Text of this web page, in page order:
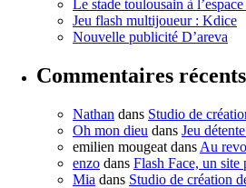
Le stade toulousain à
Jeu flash multijoueur : Kdice
Nouvelle publicité D’areva
Commentaires récents
Nathan dans Studio de
Oh mon dieu dans Jeu
emilien mougeat dans Au
enzo dans Flash Face, un site
Mia dans Studio de création